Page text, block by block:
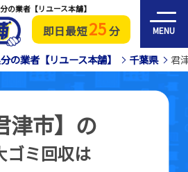
即日最短25分 MENU
の業者【リユース本舗】
の業者【リユース本舗】 千葉県 君
津市】の
ゴミ回収は